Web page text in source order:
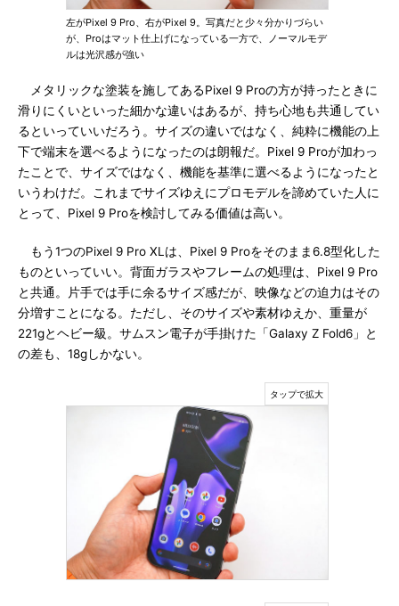
左がPixel 9 Pro、右がPixel 9。写真だと少々分かりづらい
が、Proはマット仕上げになっている一方で、ノーマルモデ
ルは光沢感が強い
メタリックな塗装を施してあるPixel 9 Proの方が持ったときに
滑りにくいといった細かな違いはあるが、持ち心地も共通してい
るといっていいだろう。サイズの違いではなく、純粋に機能の上
下で端末を選べるようになったのは朗報だ。Pixel 9 Proが加わっ
たことで、サイズではなく、機能を基準に選べるようになったと
いうわけだ。これまでサイズゆえにプロモデルを諦めていた人に
とって、Pixel 9 Proを検討してみる価値は高い。
もう1つのPixel 9 Pro XLは、Pixel 9 Proをそのまま6.8型化した
ものといっていい。背面ガラスやフレームの処理は、Pixel 9 Pro
と共通。片手では手に余るサイズ感だが、映像などの迫力はその
分増すことになる。ただし、そのサイズや素材ゆえか、重量が
221gとヘビー級。サムスン電子が手掛けた「Galaxy Z Fold6」と
の差も、18gしかない。